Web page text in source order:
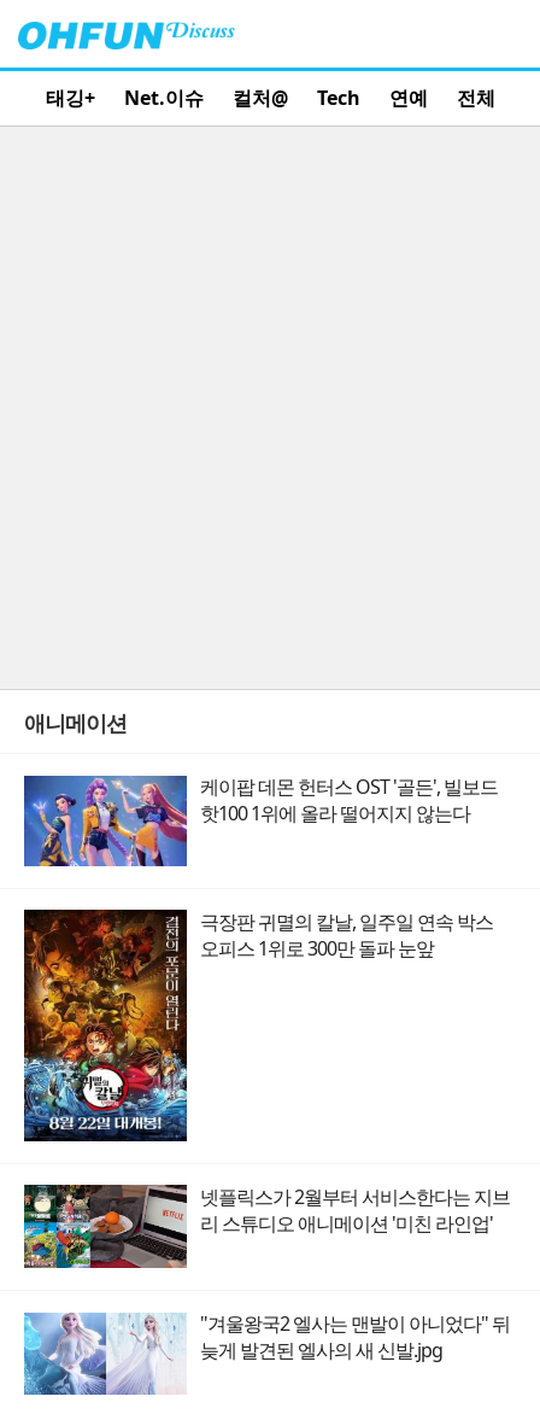
태깅+ Net.이슈 컬처@ Tech 연예 전체
애니메이션
케이팝 데몬 헌터스 OST '골든', 빌보드
핫100 1위에 올라 떨어지지 않는다
극장판 귀멸의 칼날, 일주일 연속 박스
오피스 1위로 300만 돌파 눈앞
넷플릭스가 2월부터 서비스한다는 지브
리 스튜디오 애니메이션 '미친 라인업'
"겨울왕국2 엘사는 맨발이 아니었다" 뒤
늦게 발견된 엘사의 새 신발.jpg